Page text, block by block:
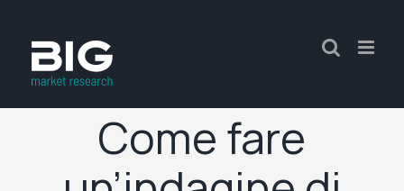
Come fare